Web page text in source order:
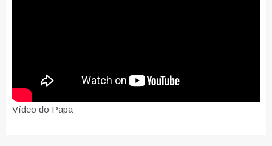
Vídeo do Papa